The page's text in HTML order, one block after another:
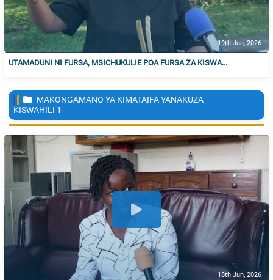
19th Jun, 2026
UTAMADUNI NI FURSA, MSICHUKULIE POA FURSA ZA KISWA...
MAKONGAMANO YA KIMATAIFA YANAKUZA
KISWAHILI 1
18th Jun, 2026